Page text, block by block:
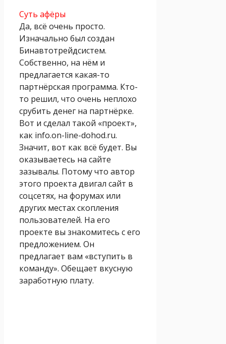
Суть афёры
Да, всё очень просто.
Изначально был создан
Бинавтотрейдсистем.
Собственно, на нём и
предлагается какая-то
партнёрская программа. Кто-
то решил, что очень неплохо
срубить денег на партнёрке.
Вот и сделал такой «проект»,
как info.on-line-dohod.ru.
Значит, вот как всё будет. Вы
оказываетесь на сайте
зазывалы. Потому что автор
этого проекта двигал сайт в
соцсетях, на форумах или
других местах скопления
пользователей. На его
проекте вы знакомитесь с его
предложением. Он
предлагает вам «вступить в
команду». Обещает вкусную
заработную плату.